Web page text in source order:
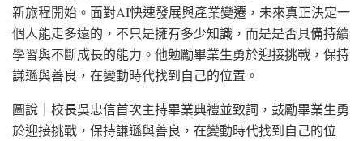
新旅程開始。面對AI快速發展與產業變遷，未來真正決定一
個人能走多遠的，不只是擁有多少知識，而是是否具備持續
學習與不斷成長的能力。他勉勵畢業生勇於迎接挑戰，保持
謙遜與善良，在變動時代找到自己的位置。
圖說｜校長吳忠信首次主持畢業典禮並致詞，鼓勵畢業生勇
於迎接挑戰，保持謙遜與善良，在變動時代找到自己的位